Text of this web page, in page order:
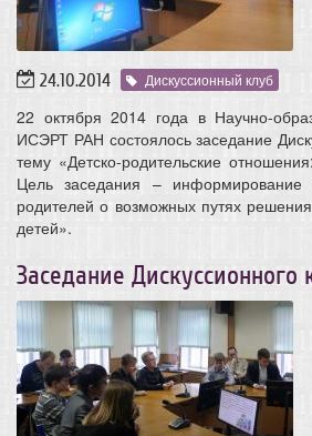
24.10.2014 Дискуссионный клуб
22 октября 2014 года в Научно-
ИСЭРТ РАН состоялось заседание
тему «Детско-родительские
Цель заседания –
родителей о возможных путях
детей».
Заседание Дискуссионного